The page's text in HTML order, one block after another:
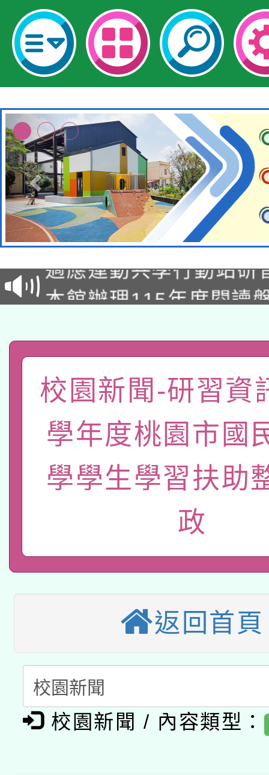
本校115學年度第2次
招甄選結果公告(無人
招)
本館辦理115年度閱讀
礎課程
A3數位素養講師名單
「數位內容與教學軟體
pilot」
有關大陸委員會函釋公
薪期間赴陸應申請許可
轉知經濟部水利署委託
業技術研究院辦理「
用水績優單位及節水達
115年8月22日(星期六
桃園市孔廟祈福系列
開 智慧啟航」
本校115學年度第2次
招甄選結果公告(無人
招)
適應運動共學行動站研
本館辦理115年度閱讀
暨閱讀推動專業研習
科技賦能─人工智慧
礎課程
A3數位素養講師名單
「數位內容與教學軟體
pilot」
有關大陸委員會函釋公
轉知經濟部水利署委託
校園新聞-研習資
學年度桃園市國
學學生學習扶助
政
返回首頁
校園新聞 / 內容類型：